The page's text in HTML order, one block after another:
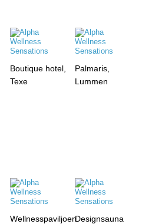
Boutique hotel,
Texe
Palmaris,
Lummen
WellnesspaviljoenDesignsauna